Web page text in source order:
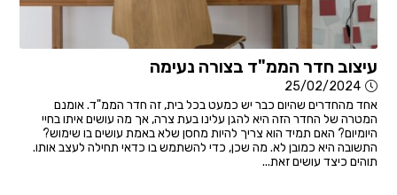
עיצוב חדר הממ"ד בצורה נעימה
25/02/2024
אחד מהחדרים שהיום כבר יש כמעט בכל בית, זה חדר הממ"ד. אומנם
המטרה של החדר הזה היא להגן עלינו בעת צרה, אך מה עושים איתו בחיי
היומיום? האם תמיד הוא צריך להיות מחסן שלא באמת עושים בו שימוש?
התשובה היא כמובן לא. מה שכן, כדי להשתמש בו כדאי תחילה לעצב אותו.
תוהים כיצד עושים זאת...